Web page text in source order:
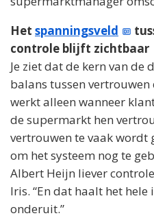
Het spanningsveld
controle blijft zichtbaar
Je ziet dat de kern van de
balans tussen vertrouwen
werkt alleen wanneer
de supermarkt hen
vertrouwen te vaak wordt
om het systeem nog te
Albert Heijn liever
Iris. “En dat haalt het hele
onderuit.”